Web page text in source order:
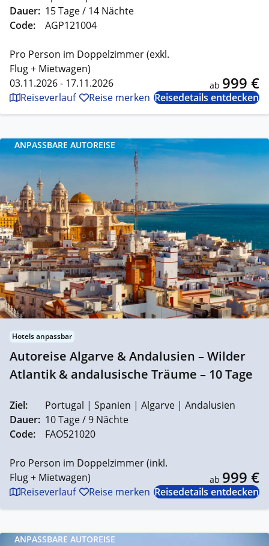
Dauer: 15 Tage / 14 Nächte
Code:
AGP121004
Pro Person im Doppelzimmer (exkl.
Flug + Mietwagen)
03.11.2026 - 17.11.2026
ab 999 €
Reiseverlauf Reise merken Reisedetails entdecken
Hotels anpassbar
Autoreise Algarve & Andalusien – Wilder
Atlantik & andalusische Träume – 10 Tage
Ziel:
Portugal | Spanien | Algarve | Andalusien
Dauer: 10 Tage / 9 Nächte
Code:
FAO521020
Pro Person im Doppelzimmer (inkl.
Flug + Mietwagen)
ab 999 €
Reiseverlauf Reise merken Reisedetails entdecken
ANPASSBARE AUTOREISE
ANPASSBARE AUTOREISE